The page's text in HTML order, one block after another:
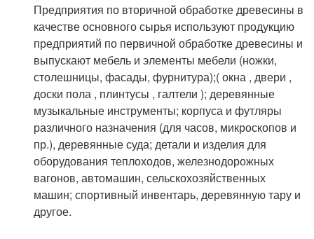
Предприятия по вторичной обработке древесины в
качестве основного сырья используют продукцию
предприятий по первичной обработке древесины и
выпускают мебель и элементы мебели (ножки,
столешницы, фасады, фурнитура);( окна , двери ,
доски пола , плинтусы , галтели ); деревянные
музыкальные инструменты; корпуса и футляры
различного назначения (для часов, микроскопов и
пр.), деревянные суда; детали и изделия для
оборудования теплоходов, железнодорожных
вагонов, автомашин, сельскохозяйственных
машин; спортивный инвентарь, деревянную тару и
другое.